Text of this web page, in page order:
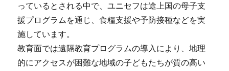
っているとされる中で、ユニセフは途上国の母子支
援プログラムを通じ、食糧支援や予防接種などを実
施しています。
教育面では遠隔教育プログラムの導入により、地理
的にアクセスが困難な地域の子どもたちが質の高い